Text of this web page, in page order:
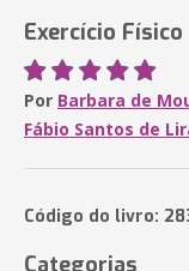
Exercício Físico
Por Barbara de
Fábio Santos de
Código do livro:
Categorias